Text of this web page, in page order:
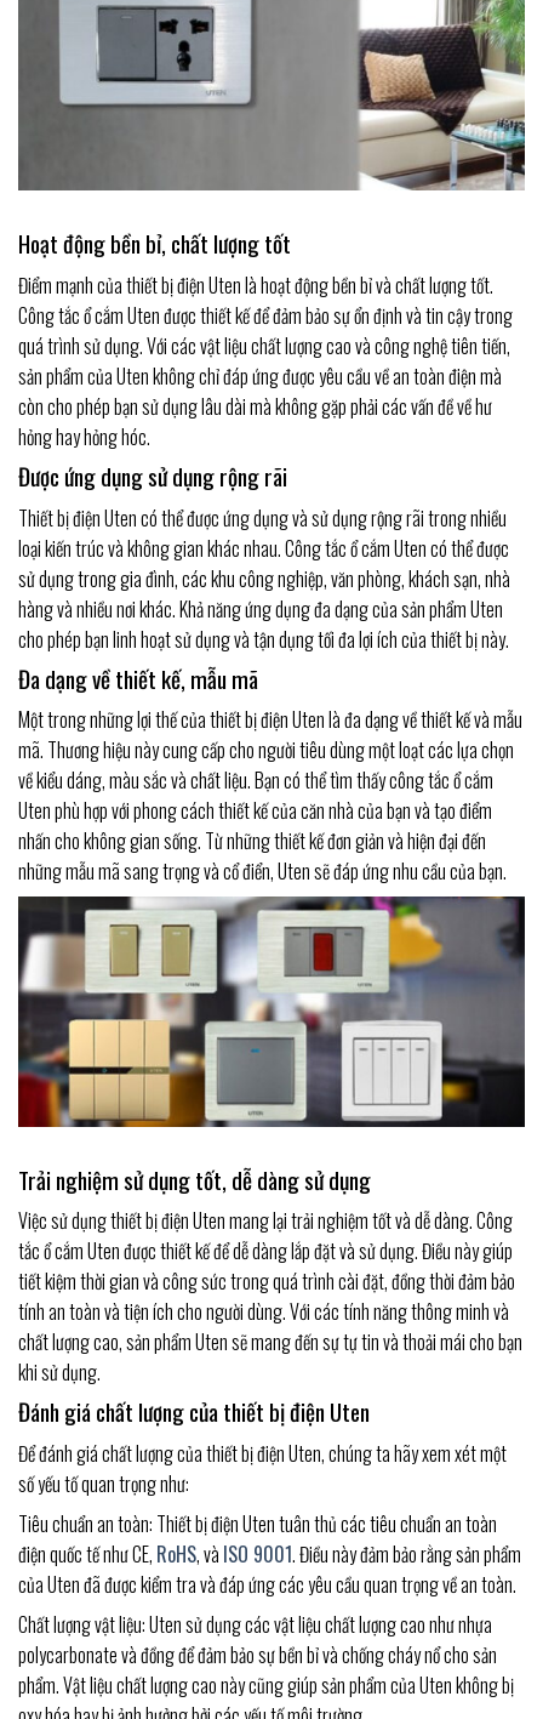
Hoạt động bền bỉ, chất lượng tốt
Điểm mạnh của thiết bị điện Uten là hoạt động bền bỉ và chất lượng tốt.
Công tắc ổ cắm Uten được thiết kế để đảm bảo sự ổn định và tin cậy trong
quá trình sử dụng. Với các vật liệu chất lượng cao và công nghệ tiên tiến,
sản phẩm của Uten không chỉ đáp ứng được yêu cầu về an toàn điện mà
còn cho phép bạn sử dụng lâu dài mà không gặp phải các vấn đề về hư
hỏng hay hỏng hóc.
Được ứng dụng sử dụng rộng rãi
Thiết bị điện Uten có thể được ứng dụng và sử dụng rộng rãi trong nhiều
loại kiến trúc và không gian khác nhau. Công tắc ổ cắm Uten có thể được
sử dụng trong gia đình, các khu công nghiệp, văn phòng, khách sạn, nhà
hàng và nhiều nơi khác. Khả năng ứng dụng đa dạng của sản phẩm Uten
cho phép bạn linh hoạt sử dụng và tận dụng tối đa lợi ích của thiết bị này.
Đa dạng về thiết kế, mẫu mã
Một trong những lợi thế của thiết bị điện Uten là đa dạng về thiết kế và mẫu
mã. Thương hiệu này cung cấp cho người tiêu dùng một loạt các lựa chọn
về kiểu dáng, màu sắc và chất liệu. Bạn có thể tìm thấy công tắc ổ cắm
Uten phù hợp với phong cách thiết kế của căn nhà của bạn và tạo điểm
nhấn cho không gian sống. Từ những thiết kế đơn giản và hiện đại đến
những mẫu mã sang trọng và cổ điển, Uten sẽ đáp ứng nhu cầu của bạn.
Trải nghiệm sử dụng tốt, dễ dàng sử dụng
Việc sử dụng thiết bị điện Uten mang lại trải nghiệm tốt và dễ dàng. Công
tắc ổ cắm Uten được thiết kế để dễ dàng lắp đặt và sử dụng. Điều này giúp
tiết kiệm thời gian và công sức trong quá trình cài đặt, đồng thời đảm bảo
tính an toàn và tiện ích cho người dùng. Với các tính năng thông minh và
chất lượng cao, sản phẩm Uten sẽ mang đến sự tự tin và thoải mái cho bạn
khi sử dụng.
Đánh giá chất lượng của thiết bị điện Uten
Để đánh giá chất lượng của thiết bị điện Uten, chúng ta hãy xem xét một
số yếu tố quan trọng như:
Tiêu chuẩn an toàn: Thiết bị điện Uten tuân thủ các tiêu chuẩn an toàn
điện quốc tế như CE, RoHS, và ISO 9001. Điều này đảm bảo rằng sản phẩm
của Uten đã được kiểm tra và đáp ứng các yêu cầu quan trọng về an toàn.
Chất lượng vật liệu: Uten sử dụng các vật liệu chất lượng cao như nhựa
polycarbonate và đồng để đảm bảo sự bền bỉ và chống cháy nổ cho sản
phẩm. Vật liệu chất lượng cao này cũng giúp sản phẩm của Uten không bị